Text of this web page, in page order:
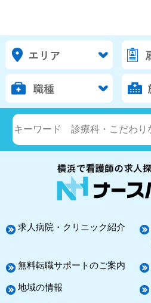
求人病院・クリニック紹介
無料転職サポートのご案内
地域の情報